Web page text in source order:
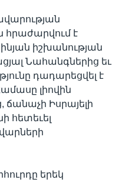
հրաժարվում է
իշխանության
Նահանգներից եւ
դադարեցվել է
լիովին
ճանաչի Իսրայելի
հետեւել
երեկ